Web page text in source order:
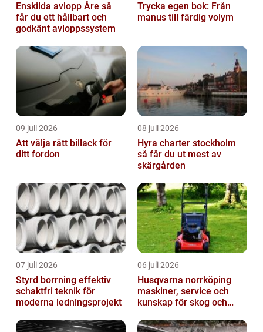
Enskilda avlopp Åre så
får du ett hållbart och
godkänt avloppssystem
Trycka egen bok: Från
manus till färdig volym
09 juli 2026
Att välja rätt billack för
ditt fordon
08 juli 2026
Hyra charter stockholm
så får du ut mest av
skärgården
07 juli 2026
Styrd borrning effektiv
schaktfri teknik för
moderna ledningsprojekt
06 juli 2026
Husqvarna norrköping
maskiner, service och
kunskap för skog och